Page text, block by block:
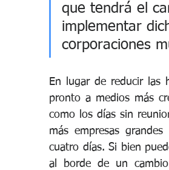
que tendrá el
implementar
corporaciones
En lugar de reducir las
pronto a medios más
como los días sin
más empresas
cuatro días. Si bien
al borde de un